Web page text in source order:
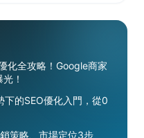
化全攻略！Google商家
！
下的SEO優化入門，從0
策略、市場定位3步